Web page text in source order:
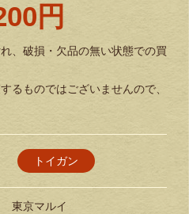
円
、破損・欠品の無い状態での買
るものではございませんので、
トイガン
東京マルイ